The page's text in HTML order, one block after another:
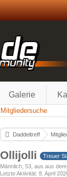
Galerie
Mitgliedersuche
Daddeltreff
Ollijolli Treuer
Männlich 53 aus aus
Letzte Aktivität 8. April